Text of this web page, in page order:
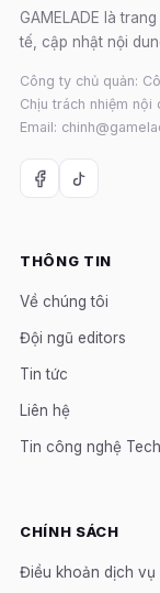
GAMELADE là
tế, cập nhật nội
Công ty chủ quản:
Chịu trách nhiệm nội
Email:
THÔNG TIN
Về chúng tôi
Đội ngũ editors
Tin tức
Liên hệ
Tin công nghệ
CHÍNH SÁCH
Điều khoản dịch vụ